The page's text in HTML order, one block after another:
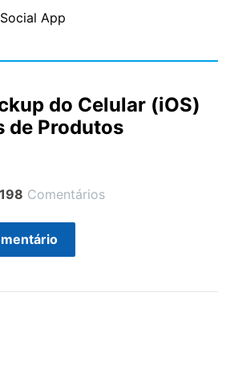
App
do Celular (iOS)
de Produtos
198 Comentários